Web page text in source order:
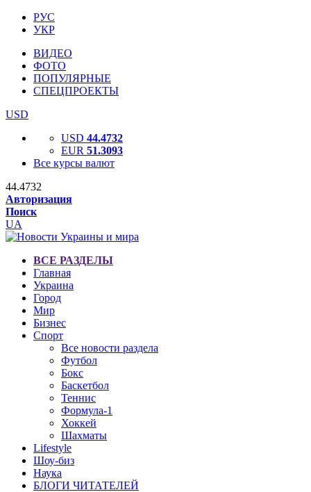
РУС
УКР
ВИДЕО
ФОТО
ПОПУЛЯРНЫЕ
СПЕЦПРОЕКТЫ
USD
USD 44.4732
EUR 51.3093
Все курсы валют
44.4732
Авторизация
Поиск
UA
ВСЕ РАЗДЕЛЫ
Главная
Украина
Город
Мир
Бизнес
Спорт
Все новости раздела
Футбол
Бокс
Баскетбол
Теннис
Формула-1
Хоккей
Шахматы
Lifestyle
Шоу-биз
Наука
БЛОГИ ЧИТАТЕЛЕЙ